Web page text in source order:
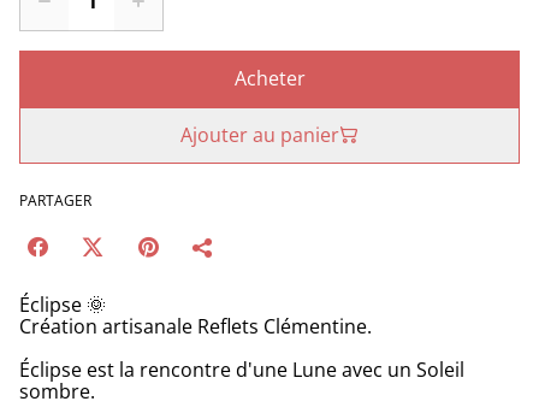
Acheter
Ajouter au panier
PARTAGER
Éclipse 🌞
Création artisanale Reflets Clémentine.
Éclipse est la rencontre d'une Lune avec un Soleil
sombre.